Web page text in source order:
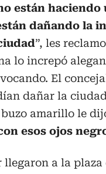
están haciendo
dañando la
”, les
lo increpó
El
dañar la
amarillo le
esos ojos
a la plaza